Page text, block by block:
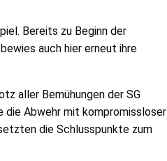
Bereits zu Beginn der
auch hier erneut ihre
aller Bemühungen der SG
die Abwehr mit kompromissloser
die Schlusspunkte zum